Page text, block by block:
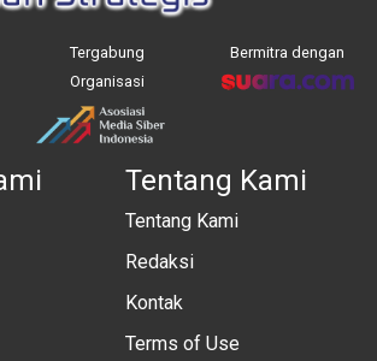
Tergabung
Organisasi
Bermitra dengan
Tentang Kami
Tentang Kami
Redaksi
Kontak
Terms of Use